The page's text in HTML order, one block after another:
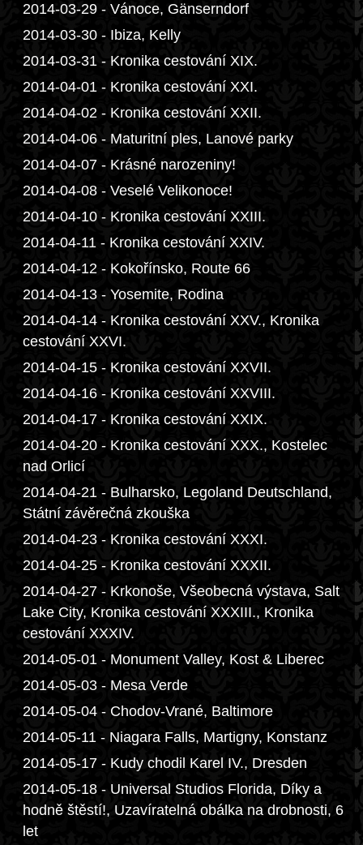
2014-03-29 - Vánoce, Gänserndorf
2014-03-30 - Ibiza, Kelly
2014-03-31 - Kronika cestování XIX.
2014-04-01 - Kronika cestování XXI.
2014-04-02 - Kronika cestování XXII.
2014-04-06 - Maturitní ples, Lanové parky
2014-04-07 - Krásné narozeniny!
2014-04-08 - Veselé Velikonoce!
2014-04-10 - Kronika cestování XXIII.
2014-04-11 - Kronika cestování XXIV.
2014-04-12 - Kokořínsko, Route 66
2014-04-13 - Yosemite, Rodina
2014-04-14 - Kronika cestování XXV., Kronika
cestování XXVI.
2014-04-15 - Kronika cestování XXVII.
2014-04-16 - Kronika cestování XXVIII.
2014-04-17 - Kronika cestování XXIX.
2014-04-20 - Kronika cestování XXX., Kostelec
nad Orlicí
2014-04-21 - Bulharsko, Legoland Deutschland,
Státní závěrečná zkouška
2014-04-23 - Kronika cestování XXXI.
2014-04-25 - Kronika cestování XXXII.
2014-04-27 - Krkonoše, Všeobecná výstava, Salt
Lake City, Kronika cestování XXXIII., Kronika
cestování XXXIV.
2014-05-01 - Monument Valley, Kost & Liberec
2014-05-03 - Mesa Verde
2014-05-04 - Chodov-Vrané, Baltimore
2014-05-11 - Niagara Falls, Martigny, Konstanz
2014-05-17 - Kudy chodil Karel IV., Dresden
2014-05-18 - Universal Studios Florida, Díky a
hodně štěstí!, Uzavíratelná obálka na drobnosti, 6
let